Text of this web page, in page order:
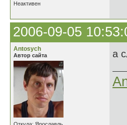
Неактивен
2006-09-05
Antosych
Автор сайта а